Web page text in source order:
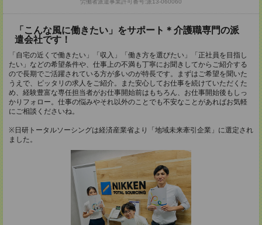
労働者派遣事業許可番号:派13-060060
「こんな風に働きたい」をサポート＊介護職専門の派
遣会社です！
「自宅の近くで働きたい」「収入」「働き方を選びたい」「正社員を目指し
たい」などの希望条件や、仕事上の不満も丁寧にお聞きしてからご紹介する
ので長期でご活躍されている方が多いのが特長です。まずはご希望を聞いた
うえで、ピッタリの求人をご紹介。また安心してお仕事を続けていただくた
め、経験豊富な専任担当者がお仕事開始前はもちろん、お仕事開始後もしっ
かりフォロー。仕事の悩みやそれ以外のことでも不安なことがあればお気軽
にご相談くださいね。
※日研トータルソーシングは経済産業省より「地域未来牽引企業」に選定され
ました。